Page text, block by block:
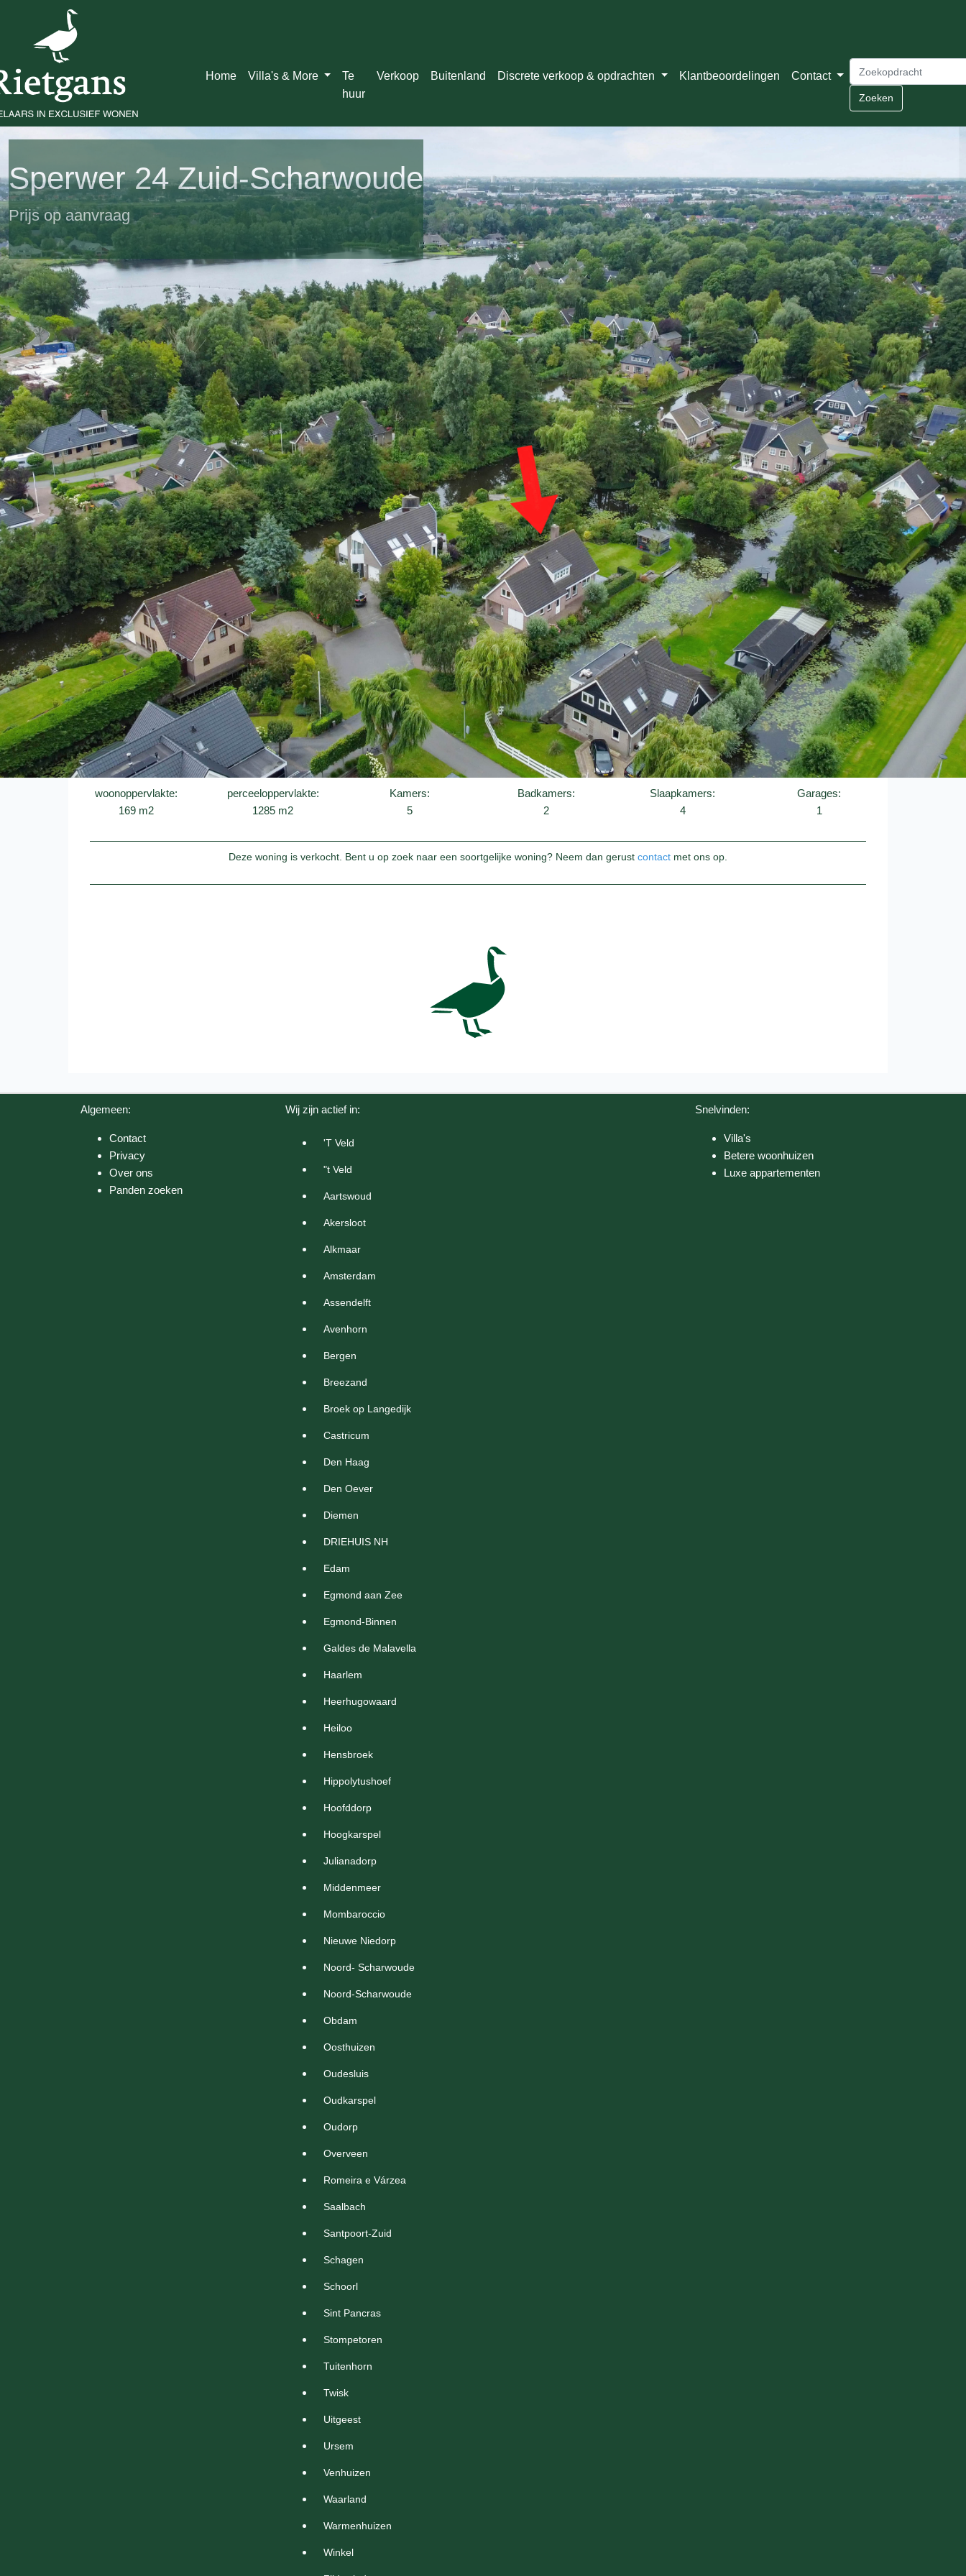
Home Villa's & More
Te
huur
Verkoop Buitenland Discrete verkoop & opdrachten Klantbeoordelingen Contact
Zoeken
Sperwer 24 Zuid-Scharwoude
Prijs op aanvraag
woonoppervlakte:
169 m2
perceeloppervlakte:
1285 m2
Kamers:
5
Badkamers:
2
Slaapkamers:
4
Garages:
1
Deze woning is verkocht. Bent u op zoek naar een soortgelijke woning? Neem dan gerust contactmet ons op.
Algemeen:
Contact
Privacy
Over ons
Panden zoeken
Wij zijn actief in:
'T Veld
"t Veld
Aartswoud
Akersloot
Alkmaar
Amsterdam
Assendelft
Avenhorn
Bergen
Breezand
Broek op Langedijk
Castricum
Den Haag
Den Oever
Diemen
DRIEHUIS NH
Edam
Egmond aan Zee
Egmond-Binnen
Galdes de Malavella
Haarlem
Heerhugowaard
Heiloo
Hensbroek
Hippolytushoef
Hoofddorp
Hoogkarspel
Julianadorp
Middenmeer
Mombaroccio
Nieuwe Niedorp
Noord- Scharwoude
Noord-Scharwoude
Obdam
Oosthuizen
Oudesluis
Oudkarspel
Oudorp
Overveen
Romeira e Várzea
Saalbach
Santpoort-Zuid
Schagen
Schoorl
Sint Pancras
Stompetoren
Tuitenhorn
Twisk
Uitgeest
Ursem
Venhuizen
Waarland
Warmenhuizen
Winkel
Snelvinden:
Villa's
Betere woonhuizen
Luxe appartementen